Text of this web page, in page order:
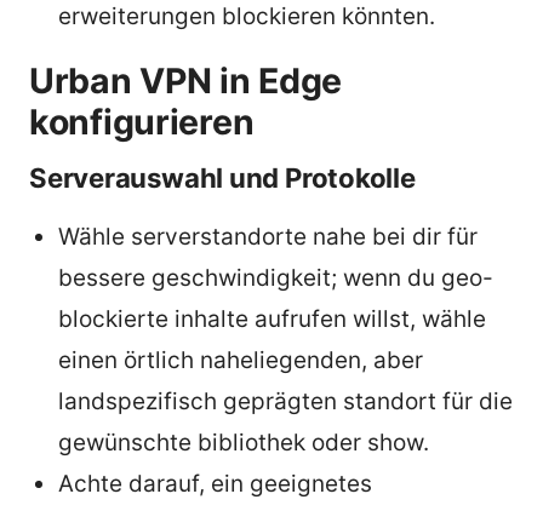
erweiterungen blockieren könnten.
Urban VPN in Edge
konfigurieren
Serverauswahl und Protokolle
Wähle serverstandorte nahe bei dir für
bessere geschwindigkeit; wenn du geo-
blockierte inhalte aufrufen willst, wähle
einen örtlich naheliegenden, aber
landspezifisch geprägten standort für die
gewünschte bibliothek oder show.
Achte darauf, ein geeignetes